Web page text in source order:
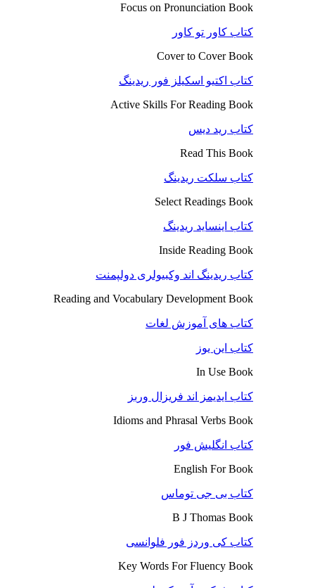
Focus on Pronunciation Book
کتاب کاور تو کاور
Cover to Cover Book
کتاب اکتیو اسکیلز فور ریدینگ
Active Skills For Reading Book
کتاب رید دیس
Read This Book
کتاب سلکت ریدینگ
Select Readings Book
کتاب اینساید ریدینگ
Inside Reading Book
کتاب ریدینگ اند وکبیولری دولپمنت
Reading and Vocabulary Development Book
کتاب های آموزش لغات
کتاب این یوز
In Use Book
کتاب ایدیمز اند فریزال وربز
Idioms and Phrasal Verbs Book
کتاب انگلیش فور
English For Book
کتاب بی جی توماس
B J Thomas Book
کتاب کی وردز فور فلوانسی
Key Words For Fluency Book